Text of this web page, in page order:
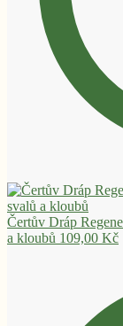
Čertův Dráp
a kloubů 109,00 Kč